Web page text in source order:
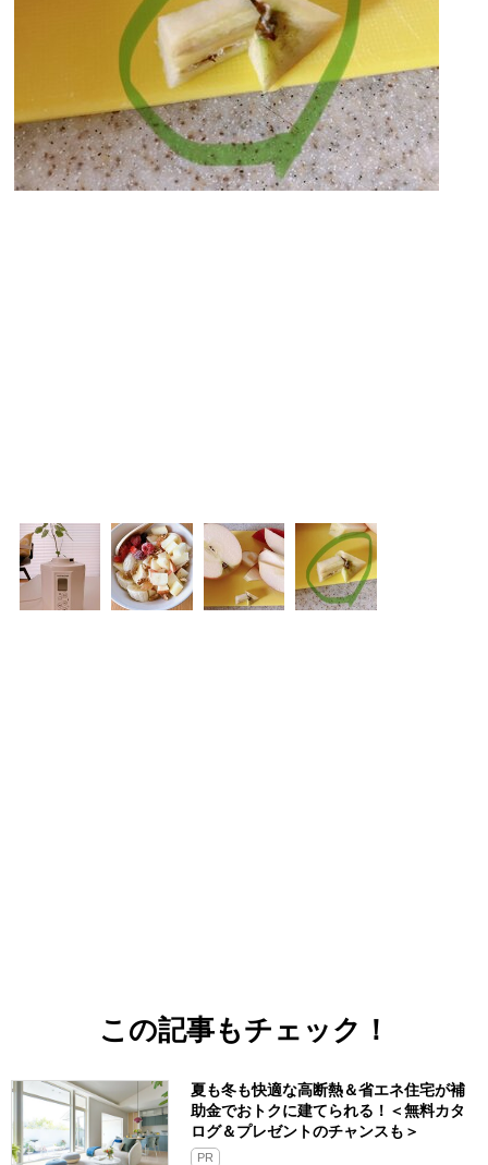
この記事もチェック！
夏も冬も快適な高断熱＆省エネ住宅が補
助金でおトクに建てられる！＜無料カタ
ログ＆プレゼントのチャンスも＞
PR